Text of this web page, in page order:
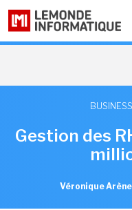
BUSINESS
Gestion des
Véronique Arène